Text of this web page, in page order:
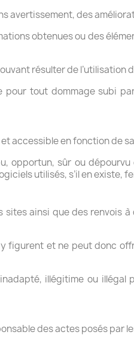
avertissement, des
obtenues ou des
résulter de
pour tout dommage subi
et accessible en fonction de
opportun, sûr ou
utilisés, s’il en existe,
ainsi que des renvois
figurent et ne peut donc
illégitime ou
des actes posés par